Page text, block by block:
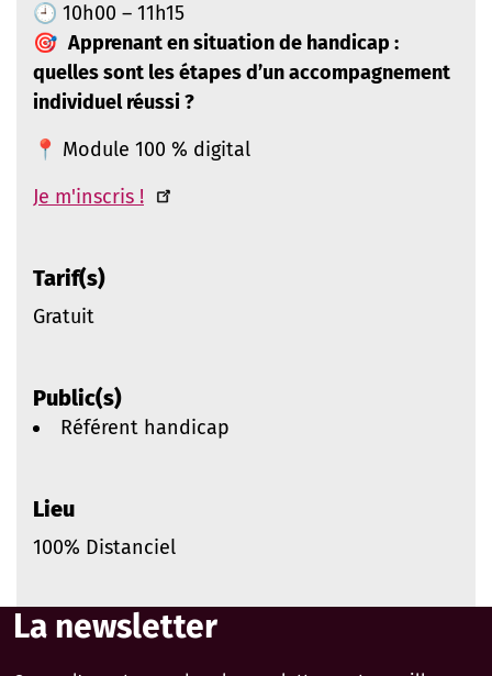
🕘 10h00 – 11h15
🎯 Apprenant en situation de handicap :
quelles sont les étapes d’un accompagnement
individuel réussi ?
📍 Module 100 % digital
Je m'inscris !
Tarif(s)
Gratuit
Public(s)
Référent handicap
Lieu
100% Distanciel
La newsletter